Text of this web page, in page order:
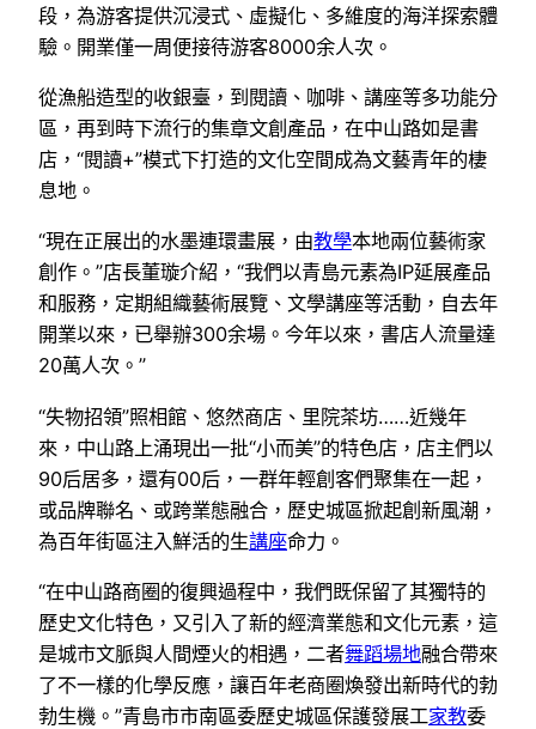
段，為游客提供沉浸式、虛擬化、多維度的海洋探索體
驗。開業僅一周便接待游客8000余人次。
從漁船造型的收銀臺，到閱讀、咖啡、講座等多功能分
區，再到時下流行的集章文創產品，在中山路如是書
店，“閱讀+”模式下打造的文化空間成為文藝青年的棲
息地。
“現在正展出的水墨連環畫展，由教學本地兩位藝術家
創作。”店長董璇介紹，“我們以青島元素為IP延展產品
和服務，定期組織藝術展覽、文學講座等活動，自去年
開業以來，已舉辦300余場。今年以來，書店人流量達
20萬人次。”
“失物招領”照相館、悠然商店、里院茶坊……近幾年
來，中山路上涌現出一批“小而美”的特色店，店主們以
90后居多，還有00后，一群年輕創客們聚集在一起，
或品牌聯名、或跨業態融合，歷史城區掀起創新風潮，
為百年街區注入鮮活的生講座命力。
“在中山路商圈的復興過程中，我們既保留了其獨特的
歷史文化特色，又引入了新的經濟業態和文化元素，這
是城市文脈與人間煙火的相遇，二者舞蹈場地融合帶來
了不一樣的化學反應，讓百年老商圈煥發出新時代的勃
勃生機。”青島市市南區委歷史城區保護發展工家教委